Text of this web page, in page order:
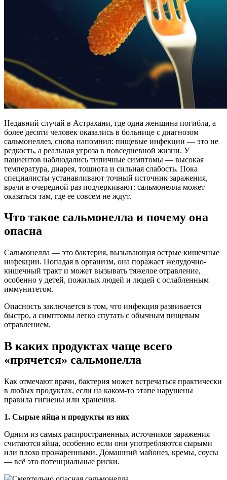
Недавний случай в Астрахани, где одна женщина погибла, а
более десяти человек оказались в больнице с диагнозом
сальмонеллез, снова напомнил: пищевые инфекции — это не
редкость, а реальная угроза в повседневной жизни. У
пациентов наблюдались типичные симптомы — высокая
температура, диарея, тошнота и сильная слабость. Пока
специалисты устанавливают точный источник заражения,
врачи в очередной раз подчеркивают: сальмонелла может
оказаться там, где ее совсем не ждут.
Что такое сальмонелла и почему она
опасна
Сальмонелла — это бактерия, вызывающая острые кишечные
инфекции. Попадая в организм, она поражает желудочно-
кишечный тракт и может вызывать тяжелое отравление,
особенно у детей, пожилых людей и людей с ослабленным
иммунитетом.
Опасность заключается в том, что инфекция развивается
быстро, а симптомы легко спутать с обычным пищевым
отравлением.
В каких продуктах чаще всего
«прячется» сальмонелла
Как отмечают врачи, бактерия может встречаться практически
в любых продуктах, если на каком-то этапе нарушены
правила гигиены или хранения.
1. Сырые яйца и продукты из них
Одним из самых распространенных источников заражения
считаются яйца, особенно если они употребляются сырыми
или плохо прожаренными. Домашний майонез, кремы, соусы
— всё это потенциальные риски.